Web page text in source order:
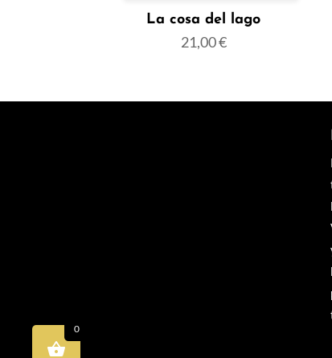
La cosa del lago
21,00€
0